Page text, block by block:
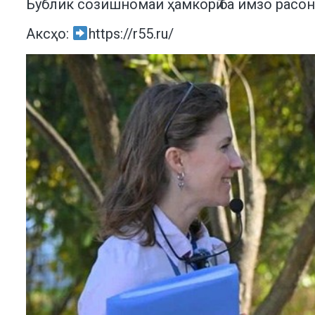
Бублик созишномаи ҳамкорӣ ба имзо
Аксҳо:
https://r55.ru/